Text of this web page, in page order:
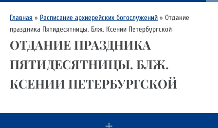
Главная » Расписание архиерейских богослужений » Отдание
праздника Пятидесятницы. Блж. Ксении Петербургской
ОТДАНИЕ ПРАЗДНИКА
ПЯТИДЕСЯТНИЦЫ. БЛЖ.
КСЕНИИ ПЕТЕРБУРГСКОЙ